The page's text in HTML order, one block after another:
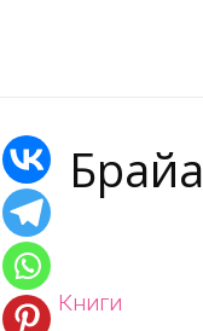
Книги